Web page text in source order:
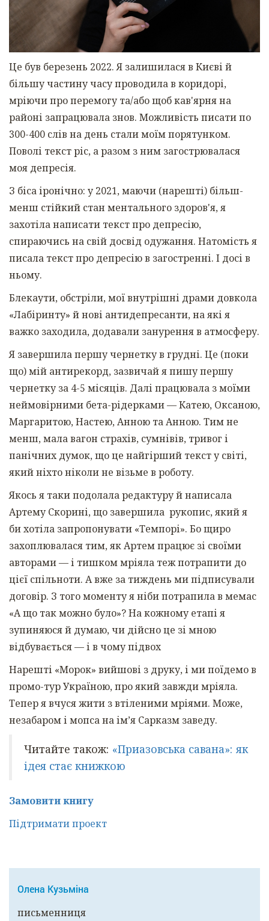
Це був березень 2022. Я залишилася в Києві й
більшу частину часу проводила в коридорі,
мріючи про перемогу та/або щоб кав'ярня на
районі запрацювала знов. Можливість писати по
300-400 слів на день стали моїм порятунком.
Поволі текст ріс, а разом з ним загострювалася
моя депресія.
З біса іронічно: у 2021, маючи (нарешті) більш-
менш стійкий стан ментального здоров'я, я
захотіла написати текст про депресію,
спираючись на свій досвід одужання. Натомість я
писала текст про депресію в загостренні. І досі в
ньому.
Блекаути, обстріли, мої внутрішні драми довкола
«Лабіринту» й нові антидепресанти, на які я
важко заходила, додавали занурення в атмосферу.
Я завершила першу чернетку в грудні. Це (поки
що) мій антирекорд, зазвичай я пишу першу
чернетку за 4-5 місяців. Далі працювала з моїми
неймовірними бета-рідерками — Катею, Оксаною,
Маргаритою, Настею, Анною та Анною. Тим не
менш, мала вагон страхів, сумнівів, тривог і
панічних думок, що це найгірший текст у світі,
який ніхто ніколи не візьме в роботу.
Якось я таки подолала редактуру й написала
Артему Скорині, що завершила рукопис, який я
би хотіла запропонувати «Темпорі». Бо щиро
захоплювалася тим, як Артем працює зі своїми
авторами — і тишком мріяла теж потрапити до
цієї спільноти. А вже за тиждень ми підписували
договір. З того моменту я ніби потрапила в мемас
«А що так можно було»? На кожному етапі я
зупиняюся й думаю, чи дійсно це зі мною
відбувається — і в чому підвох
Нарешті «Морок» вийшові з друку, і ми поїдемо в
промо-тур Україною, про який завжди мріяла.
Тепер я вчуся жити з втіленими мріями. Може,
незабаром і мопса на ім’я Сарказм заведу.
Читайте також: «Приазовська савана»: як
ідея стає книжкою
Замовити книгу
Підтримати проект
Олена Кузьміна
письменниця